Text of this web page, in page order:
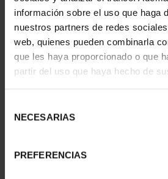
información sobre el uso que haga
nuestros partners de redes
web, quienes pueden combinarla
que les haya proporcionado o que
partir del uso que haya hecho de
NECESARIAS
PREFERENCIAS